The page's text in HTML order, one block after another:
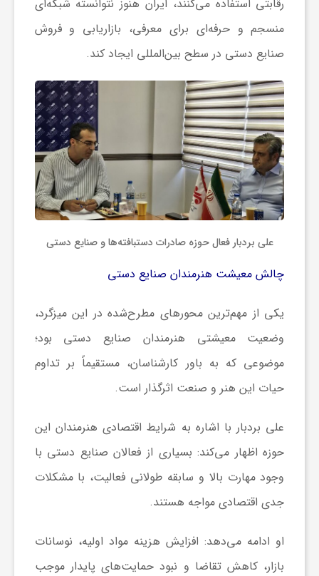
رقابتی استفاده می‌کنند، ایران هنوز نتوانسته شبکه‌ای
منسجم و حرفه‌ای برای معرفی، بازاریابی و فروش
صنایع دستی در سطح بین‌المللی ایجاد کند.
علی بردبار فعال حوزه صادرات دستبافته‌ها و صنایع دستی
چالش معیشت هنرمندان صنایع دستی
یکی از مهم‌ترین محورهای مطرح‌شده در این میزگرد،
وضعیت معیشتی هنرمندان صنایع دستی بود؛
موضوعی که به باور کارشناسان، مستقیماً بر تداوم
حیات این هنر و صنعت اثرگذار است.
علی بردبار با اشاره به شرایط اقتصادی هنرمندان این
حوزه اظهار می‌کند: بسیاری از فعالان صنایع دستی با
وجود مهارت بالا و سابقه طولانی فعالیت، با مشکلات
جدی اقتصادی مواجه هستند.
او ادامه می‌دهد: افزایش هزینه مواد اولیه، نوسانات
بازار، کاهش تقاضا و نبود حمایت‌های پایدار موجب